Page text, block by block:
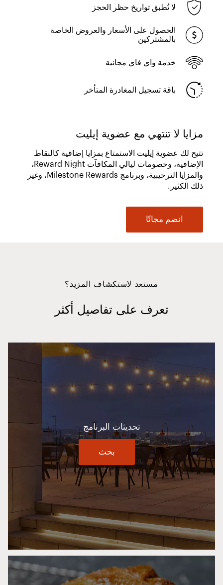
لا تُطبق تواريخ حظر الحجز
الحصول على الأسعار والعروض الخاصة
بالمشتركين
خدمة واي فاي مجانية
باقة تسجيل المغادرة المتأخر
مزايا لا تنتهي مع عضوية إيليت
تتيح لك عضوية إيليت الاستمتاع بمزايا إضافية كالنقاط
الإضافية، وخصومات ليالي المكافآت Reward Night،
والمزايا الترحيبية، وبرنامج Milestone Rewards، وغير
ذلك الكثير.
انضم مجانًا
مستعد لاستكشاف المزيد؟
تعرف على تفاصيل أكثر
تحديثات البرنامج
بحث